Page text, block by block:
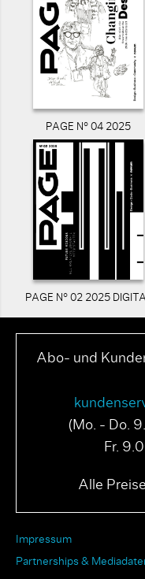
PAGE N° 04 2025
PAGE N° 02 2025
Abo- und
(Mo. - Do.
Fr.
Alle
Impressum
Partnerships &